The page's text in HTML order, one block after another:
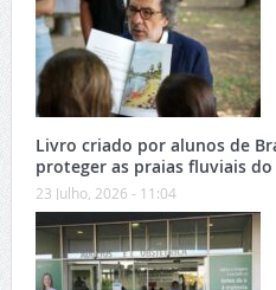
Livro criado por alunos de
proteger as praias fluviais
23 Julho, 2026 - 11:04